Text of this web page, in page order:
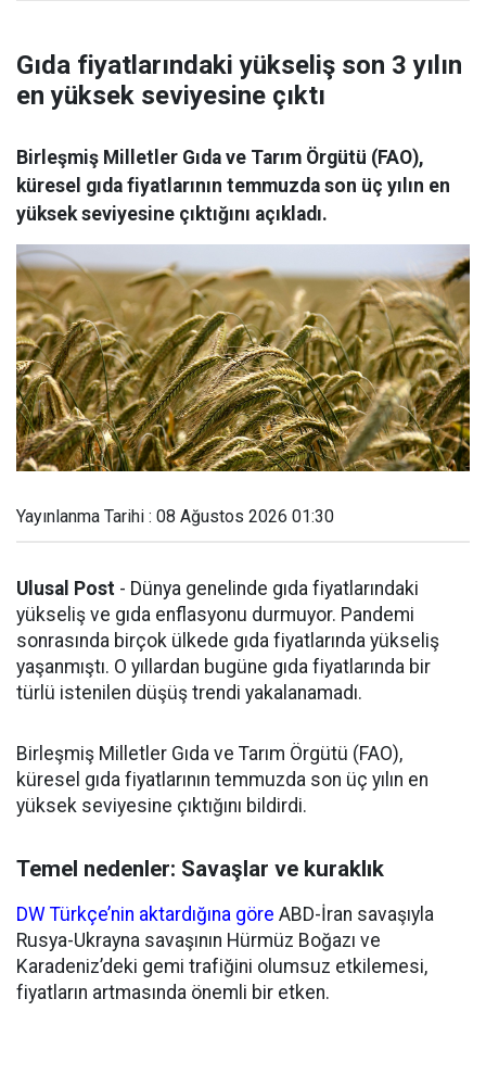
Gıda fiyatlarındaki yükseliş son 3 yılın
en yüksek seviyesine çıktı
Birleşmiş Milletler Gıda ve Tarım Örgütü (FAO),
küresel gıda fiyatlarının temmuzda son üç yılın en
yüksek seviyesine çıktığını açıkladı.
Yayınlanma Tarihi : 08 Ağustos 2026 01:30
Ulusal Post - Dünya genelinde gıda fiyatlarındaki
yükseliş ve gıda enflasyonu durmuyor. Pandemi
sonrasında birçok ülkede gıda fiyatlarında yükseliş
yaşanmıştı. O yıllardan bugüne gıda fiyatlarında bir
türlü istenilen düşüş trendi yakalanamadı.
Birleşmiş Milletler Gıda ve Tarım Örgütü (FAO),
küresel gıda fiyatlarının temmuzda son üç yılın en
yüksek seviyesine çıktığını bildirdi.
Temel nedenler: Savaşlar ve kuraklık
DW Türkçe’nin aktardığına göre ABD-İran savaşıyla
Rusya-Ukrayna savaşının Hürmüz Boğazı ve
Karadeniz’deki gemi trafiğini olumsuz etkilemesi,
fiyatların artmasında önemli bir etken.